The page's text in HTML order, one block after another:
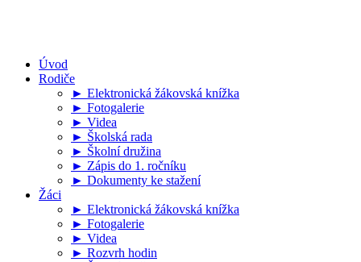
Úvod
Rodiče
► Elektronická žákovská knížka
► Fotogalerie
► Videa
► Školská rada
► Školní družina
► Zápis do 1. ročníku
► Dokumenty ke stažení
Žáci
► Elektronická žákovská knížka
► Fotogalerie
► Videa
► Rozvrh hodin